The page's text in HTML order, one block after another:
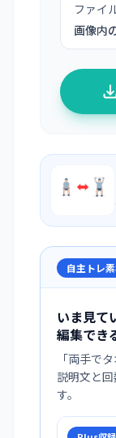
ファイ
画像内
自主トレ
いま見て
編集でき
「両手で
説明文と
す。